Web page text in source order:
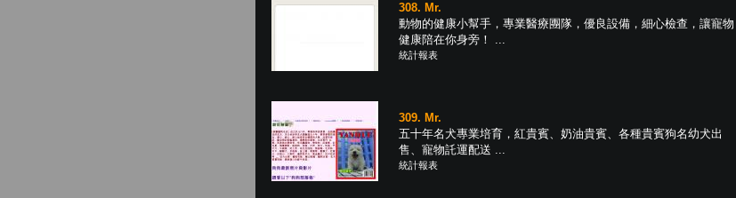
308. Mr.
動物的健康小幫手，專業醫療團隊，優良設備，細心檢查，讓寵物
健康陪在你身旁！ ...
統計報表
309. Mr.
五十年名犬專業培育，紅貴賓、奶油貴賓、各種貴賓狗名幼犬出
售、寵物託運配送 ...
統計報表